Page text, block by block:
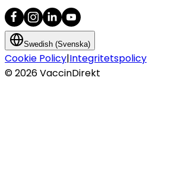
Swedish (Svenska)
Cookie Policy|Integritetspolicy
©2026VaccinDirekt